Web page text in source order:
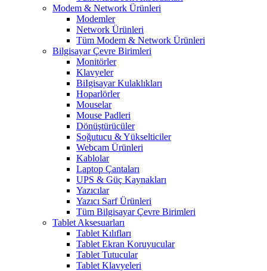
Modem & Network Ürünleri
Modemler
Network Ürünleri
Tüm Modem & Network Ürünleri
Bilgisayar Çevre Birimleri
Monitörler
Klavyeler
BiIgisayar Kulaklıkları
Hoparlörler
Mouselar
Mouse Padleri
Dönüştürücüler
Soğutucu & Yükselticiler
Webcam Ürünleri
Kablolar
Laptop Çantaları
UPS & Güç Kaynakları
Yazıcılar
Yazıcı Sarf Ürünleri
Tüm Bilgisayar Çevre Birimleri
Tablet Aksesuarları
Tablet Kılıfları
Tablet Ekran Koruyucular
Tablet Tutucular
Tablet Klavyeleri